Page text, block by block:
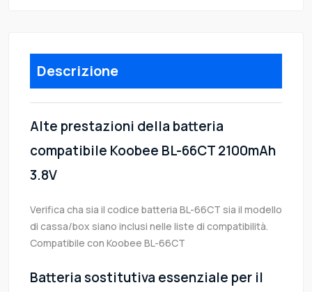
Descrizione
Alte prestazioni della batteria
compatibile Koobee BL-66CT 2100mAh
3.8V
Verifica cha sia il codice batteria BL-66CT sia il modello
di cassa/box siano inclusi nelle liste di compatibilità.
Compatibile con Koobee BL-66CT
Batteria sostitutiva essenziale per il